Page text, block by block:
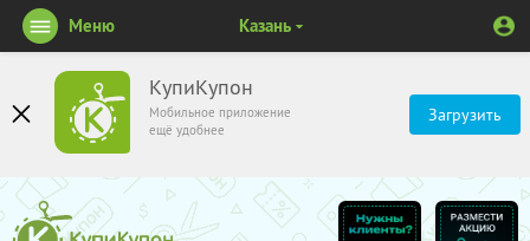
КупиКупон
Мобильное приложение
ещё удобнее
Загрузить
Меню Казань